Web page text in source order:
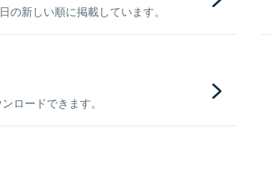
の新しい順に掲載しています。
ロードできます。